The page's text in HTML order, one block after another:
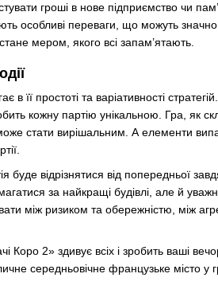
гроші в нове підприємство чи
особливі переваги, що можуть
мером, якого всі запам’ятають.
її простоті та варіативності
кожну партію унікальною. Гра, як
стати вирішальним. А елементи
відрізнятися від попередньої
за найкращі будівлі, але й
між ризиком та обережністю, між
2» здивує всіх і зробить ваші
середньовічне французьке місто у